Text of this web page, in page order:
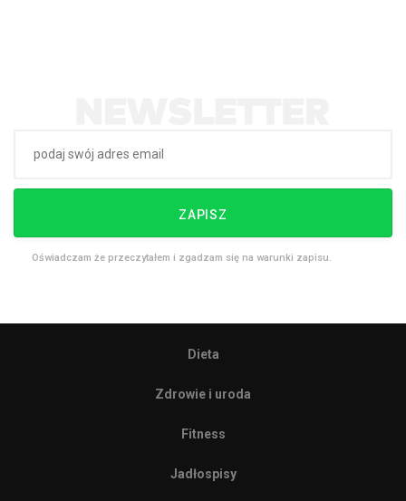
ZAPISZ
Oświadczam że przeczytałem i zgadzam się na warunki zapisu.
Dieta
Zdrowie i uroda
Fitness
Jadłospisy